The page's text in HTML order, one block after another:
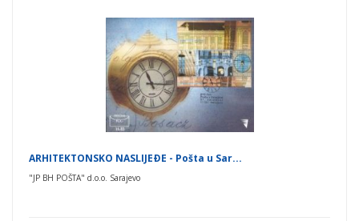
ARHITEKTONSKO NASLIJEÐE - Pošta u Sar...
"JP BH POŠTA" d.o.o. Sarajevo